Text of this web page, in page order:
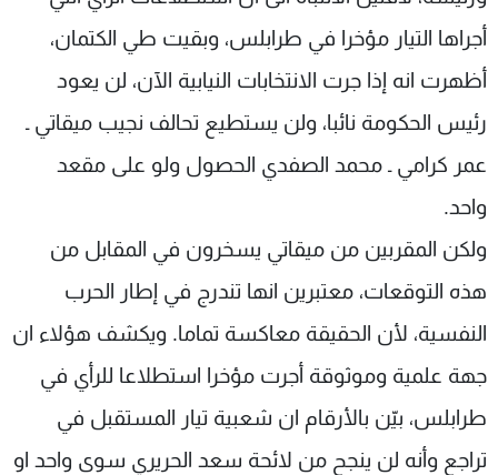
أجراها التيار مؤخرا في طرابلس، وبقيت طي الكتمان،
أظهرت انه إذا جرت الانتخابات النيابية الآن، لن يعود
رئيس الحكومة نائبا، ولن يستطيع تحالف نجيب ميقاتي ـ
عمر كرامي ـ محمد الصفدي الحصول ولو على مقعد
واحد.
ولكن المقربين من ميقاتي يسخرون في المقابل من
هذه التوقعات، معتبرين انها تندرج في إطار الحرب
النفسية، لأن الحقيقة معاكسة تماما. ويكشف هؤلاء ان
جهة علمية وموثوقة أجرت مؤخرا استطلاعا للرأي في
طرابلس، بيّن بالأرقام ان شعبية تيار المستقبل في
تراجع وأنه لن ينجح من لائحة سعد الحريري سوى واحد او